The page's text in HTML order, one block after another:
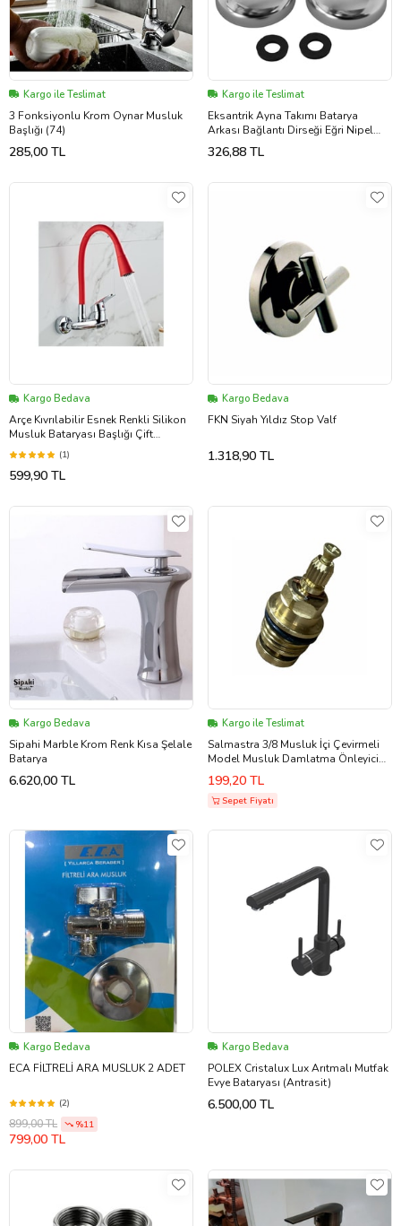
Kargo ile Teslimat
3 Fonksiyonlu Krom Oynar Musluk
Başlığı (74)
285,00 TL
Kargo ile Teslimat
Eksantrik Ayna Takımı Batarya
Arkası Bağlantı Dirseği Eğri Nipel
Eksantiriği 3/4-1/2
326,88 TL
Kargo Bedava
Arçe Kıvrılabilir Esnek Renkli Silikon
Musluk Bataryası Başlığı Çift
Fonksiyonlu Kırmızı(Batarya Hariçtir)
(1)
599,90 TL
Kargo Bedava
FKN Siyah Yıldız Stop Valf
1.318,90 TL
Kargo Bedava
Sipahi Marble Krom Renk Kısa Şelale
Batarya
6.620,00 TL
Kargo ile Teslimat
Salmastra 3/8 Musluk İçi Çevirmeli
Model Musluk Damlatma Önleyici
Yedek Parça 1 Adet
199,20 TL
Sepet Fiyatı
Kargo Bedava
ECA FİLTRELİ ARA MUSLUK 2 ADET
(2)
899,00 TL %11
799,00 TL
Kargo Bedava
POLEX Cristalux Lux Arıtmalı Mutfak
Evye Bataryası (Antrasit)
6.500,00 TL